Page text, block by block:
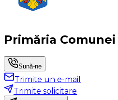
Primăria
Sună-ne
Trimite un e-mail
Trimite solicitare